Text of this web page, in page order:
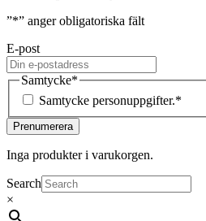
”*” anger obligatoriska fält
E-post
Samtycke*
Samtycke personuppgifter.*
Inga produkter i varukorgen.
Search
×